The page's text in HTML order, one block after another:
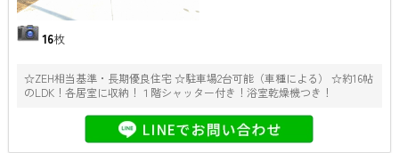
16枚
☆ZEH相当基準・長期優良住宅 ☆駐車場2台可能（車種による） ☆約16帖
のLDK！各居室に収納！１階シャッター付き！浴室乾燥機つき！